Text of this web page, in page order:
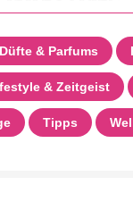
Düfte & Parfums
& Zeitgeist
Tipps